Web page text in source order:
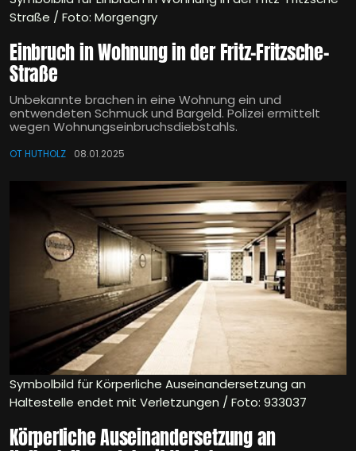
Straße / Foto: Morgengry
Einbruch in Wohnung in der Fritz-Fritzsche-
Straße
Unbekannte brachen in eine Wohnung ein und
entwendeten Schmuck und Bargeld. Polizei ermittelt
wegen Wohnungseinbruchsdiebstahls.
OT HUTHOLZ 08.01.2025
Symbolbild für Körperliche Auseinandersetzung an
Haltestelle endet mit Verletzungen / Foto: 933037
Körperliche Auseinandersetzung an